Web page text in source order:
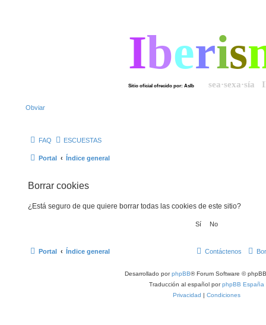
Iberis
Sitio oficial ofrecido por: AsIb sea·sexa·sía
Obviar
FAQ ESCUESTAS
Portal Índice general
Borrar cookies
¿Está seguro de que quiere borrar todas las cookies de este sitio?
Portal Índice general Contáctenos
Desarrollado porphpBB® Forum Software ©
Traducción al español porphpBB España
Privacidad | Condiciones